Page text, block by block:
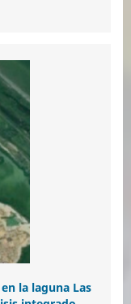
la laguna Las